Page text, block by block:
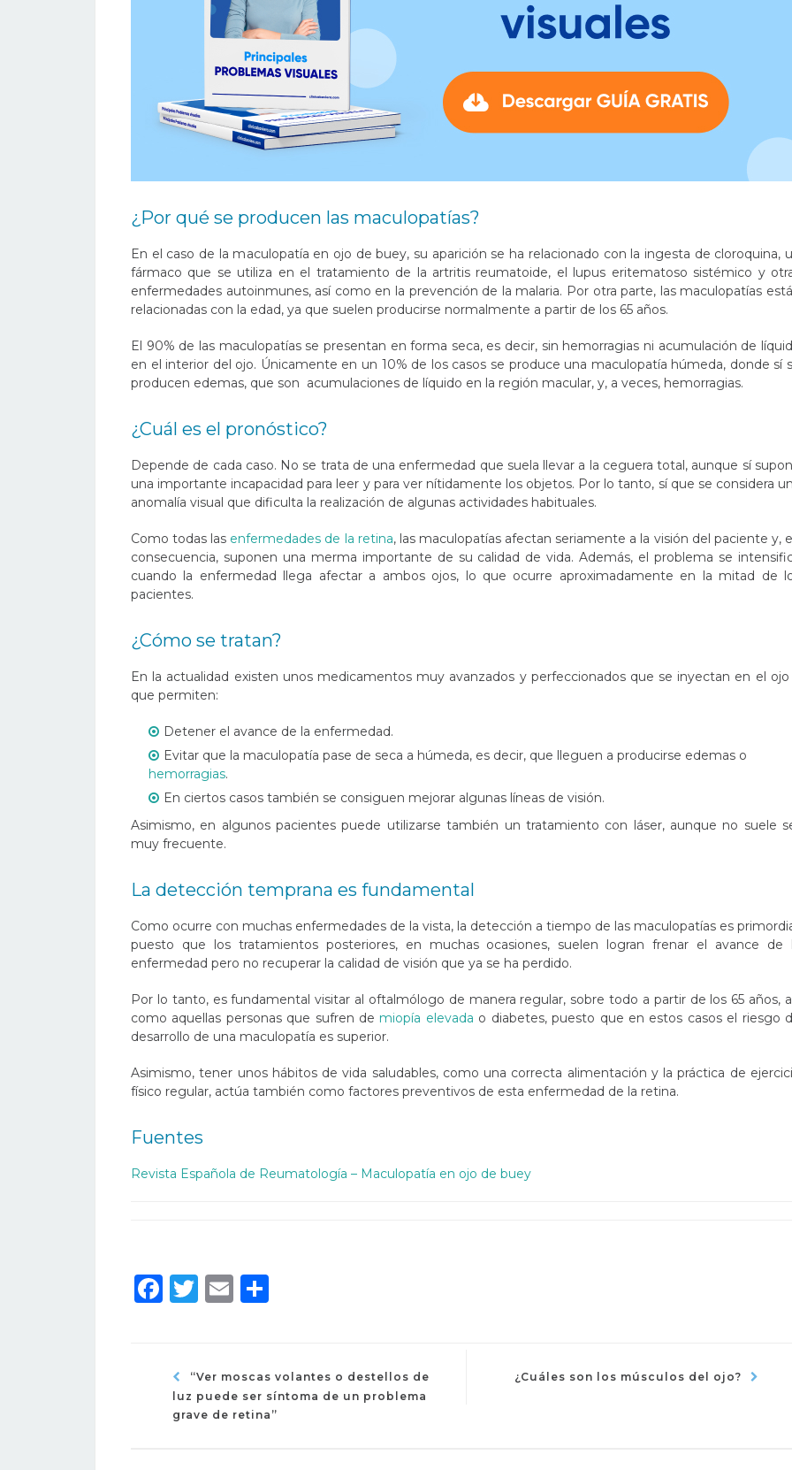
¿Por qué se producen las maculopatías?
En el caso de la maculopatía en ojo de buey, su aparición se ha relacionado con la ingesta de cloroquina,
fármaco que se utiliza en el tratamiento de la artritis reumatoide, el lupus eritematoso sistémico y
enfermedades autoinmunes, así como en la prevención de la malaria. Por otra parte, las maculopatías
relacionadas con la edad, ya que suelen producirse normalmente a partir de los 65 años.
El 90% de las maculopatías se presentan en forma seca, es decir, sin hemorragias ni acumulación de
en el interior del ojo. Únicamente en un 10% de los casos se produce una maculopatía húmeda, donde sí
producen edemas, que son acumulaciones de líquido en la región macular, y, a veces, hemorragias.
¿Cuál es el pronóstico?
Depende de cada caso. No se trata de una enfermedad que suela llevar a la ceguera total, aunque sí
una importante incapacidad para leer y para ver nítidamente los objetos. Por lo tanto, sí que se considera
anomalía visual que dificulta la realización de algunas actividades habituales.
Como todas las enfermedades de la retina, las maculopatías afectan seriamente a la visión del paciente y,
consecuencia, suponen una merma importante de su calidad de vida. Además, el problema se
cuando la enfermedad llega afectar a ambos ojos, lo que ocurre aproximadamente en la mitad de
pacientes.
¿Cómo se tratan?
En la actualidad existen unos medicamentos muy avanzados y perfeccionados que se inyectan en el
que permiten:
Detener el avance de la enfermedad.
Evitar que la maculopatía pase de seca a húmeda, es decir, que lleguen a producirse edemas o
hemorragias.
En ciertos casos también se consiguen mejorar algunas líneas de visión.
Asimismo, en algunos pacientes puede utilizarse también un tratamiento con láser, aunque no suele
muy frecuente.
La detección temprana es fundamental
Como ocurre con muchas enfermedades de la vista, la detección a tiempo de las maculopatías es
puesto que los tratamientos posteriores, en muchas ocasiones, suelen logran frenar el avance de
enfermedad pero no recuperar la calidad de visión que ya se ha perdido.
Por lo tanto, es fundamental visitar al oftalmólogo de manera regular, sobre todo a partir de los 65 años,
como aquellas personas que sufren de miopía elevada o diabetes, puesto que en estos casos el riesgo
desarrollo de una maculopatía es superior.
Asimismo, tener unos hábitos de vida saludables, como una correcta alimentación y la práctica de
físico regular, actúa también como factores preventivos de esta enfermedad de la retina.
Fuentes
Revista Española de Reumatología – Maculopatía en ojo de buey
Facebook
Twitter
Email
“Ver moscas volantes o destellos de
luz puede ser síntoma de un problema
grave de retina”
¿Cuáles son los músculos del ojo?